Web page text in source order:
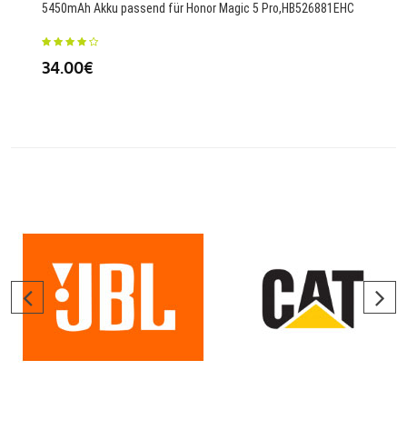
5450mAh Akku passend für Honor Magic 5 Pro,HB526881EHC
34.00€